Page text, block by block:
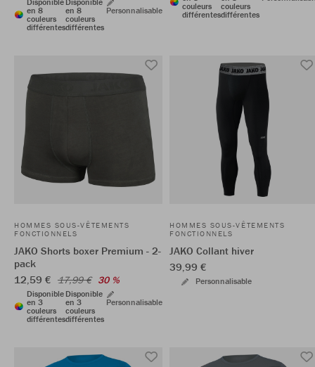
en 8
couleurs
différentes
en 8
couleurs
différentes
Personnalisable
couleurs
différentes
couleurs
différentes
HOMMES SOUS-VÊTEMENTS
FONCTIONNELS
JAKO Shorts boxer Premium - 2-
pack
12,59 € 17,99 € 30 %
Disponible
en 3
couleurs
différentes
Disponible
en 3
couleurs
différentes
Personnalisable
HOMMES SOUS-VÊTEMENTS
FONCTIONNELS
JAKO Collant hiver
39,99 €
Personnalisable